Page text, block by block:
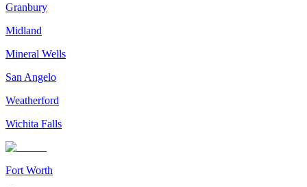
Granbury
Midland
Mineral Wells
San Angelo
Weatherford
Wichita Falls
Fort Worth